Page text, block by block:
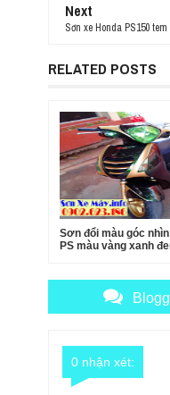
Next
Sơn xe Honda PS150 tem
RELATED POSTS
Sơn đổi màu góc
PS màu vàng xanh
0 nhận xét: